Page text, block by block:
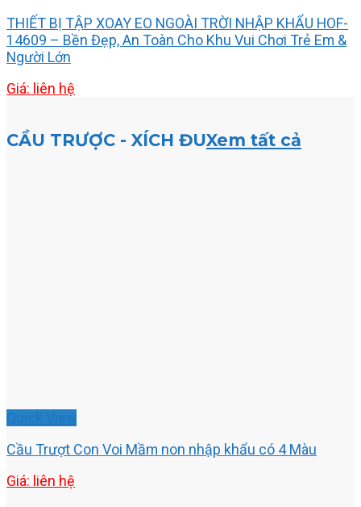
THIẾT BỊ TẬP XOAY EO NGOÀI TRỜI NHẬP KHẨU HOF-
14609 – Bền Đẹp, An Toàn Cho Khu Vui Chơi Trẻ Em &
Người Lớn
Giá: liên hệ
CẦU TRƯỢC - XÍCH ĐUXem tất cả
Cầu Trượt Con Voi Mầm non nhập khẩu có 4 Màu
Giá: liên hệ